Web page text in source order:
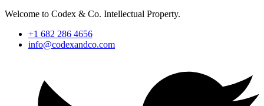
Welcome to Codex & Co. Intellectual Property.
+1 682 286 4656
info@codexandco.com